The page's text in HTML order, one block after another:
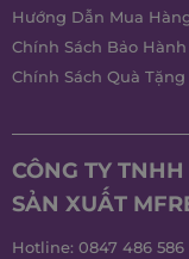
Hướng Dẫn Mua
Chính Sách Bảo Hành
Chính Sách Quà Tặng
CÔNG TY
SẢN XUẤT
Hotline: 0847 486 586